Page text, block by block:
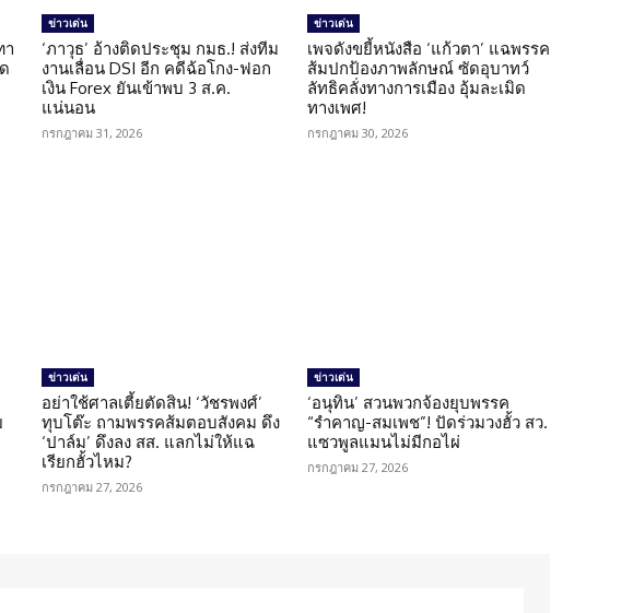
า
ข่าวเด่น
‘ภาวุธ’ อ้างติดประชุม กมธ.! ส่งทีม
งานเลื่อน DSI อีก คดีฉ้อโกง-ฟอก
เงิน Forex ยันเข้าพบ 3 ส.ค.
แน่นอน
กรกฎาคม 31, 2026
ข่าวเด่น
เพจดังขยี้หนังสือ ‘แก้วตา’ แฉพรรค
ส้มปกป้องภาพลักษณ์ ซัดอุบาทว์
ลัทธิคลั่งทางการเมือง อุ้มละเมิด
ทางเพศ!
กรกฎาคม 30, 2026
ข่าวเด่น
อย่าใช้ศาลเตี้ยตัดสิน! ‘วัชรพงศ์’
ทุบโต๊ะ ถามพรรคส้มตอบสังคม ดึง
‘ปาล์ม’ ดึงลง สส. แลกไม่ให้แฉ
เรียกฮั้วไหม?
กรกฎาคม 27, 2026
ข่าวเด่น
‘อนุทิน’ สวนพวกจ้องยุบพรรค
“รำคาญ-สมเพช”! ปัดร่วมวงฮั้ว สว.
แซวพูลแมนไม่มีกอไผ่
กรกฎาคม 27, 2026